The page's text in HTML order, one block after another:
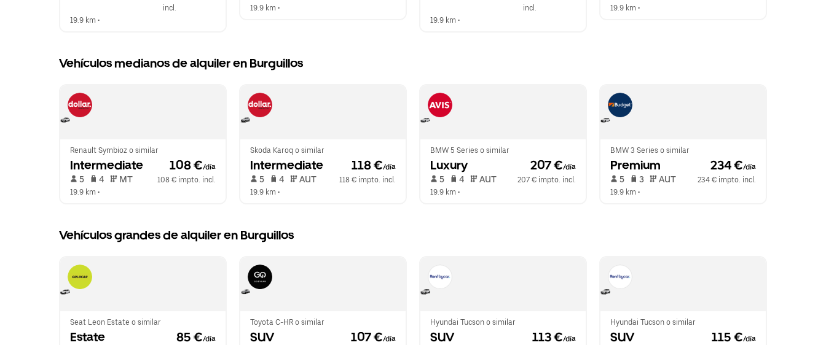
incl.
19.9 km •
19.9 km •
incl.
19.9 km •
19.9 km •
Vehículos medianos de alquiler en Burguillos
Renault Symbioz o similar
Intermediate 108 €/día
5 4 MT
108 € impto. incl.
19.9 km •
Skoda Karoq o similar
Intermediate 118 €/día
5 4 AUT
118 € impto. incl.
19.9 km •
BMW 5 Series o similar
Luxury 207 €/día
5 4 AUT
207 € impto. incl.
19.9 km •
BMW 3 Series o similar
Premium 234 €/día
5 3 AUT
234 € impto. incl.
19.9 km •
Vehículos grandes de alquiler en Burguillos
Seat Leon Estate o similar
Estate 85 €/día
Toyota C-HR o similar
SUV 107 €/día
Hyundai Tucson o similar
SUV 113 €/día
Hyundai Tucson o similar
SUV 115 €/día